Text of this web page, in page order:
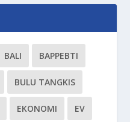
BALI BAPPEBTI
BULU TANGKIS
EKONOMI EV